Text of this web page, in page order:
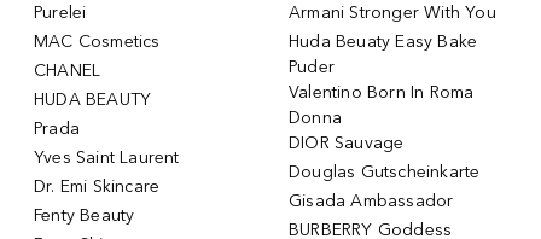
Purelei
MAC Cosmetics
CHANEL
HUDA BEAUTY
Prada
Yves Saint Laurent
Dr. Emi Skincare
Fenty Beauty
Armani Stronger With You
Huda Beuaty Easy Bake
Puder
Valentino Born In Roma
Donna
DIOR Sauvage
Douglas Gutscheinkarte
Gisada Ambassador
BURBERRY Goddess